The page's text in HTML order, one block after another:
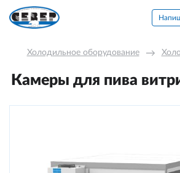
Холодильное оборудование →
Камеры для пива